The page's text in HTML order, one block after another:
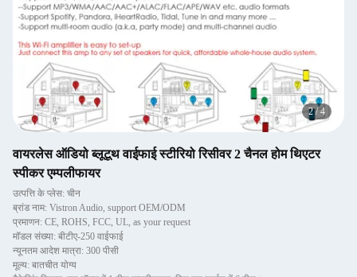
2/4
वायरलेस ऑडियो ब्लूटूथ वाईफाई स्टीरियो रिसीवर 2 चैनल होम थिएटर
स्पीकर एम्पलीफायर
उत्पत्ति के प्लेस: चीन
ब्रांड नाम: Vistron Audio, support OEM/ODM
प्रमाणन: CE, ROHS, FCC, UL, as your request
मॉडल संख्या: बीटीए-250 वाईफाई
न्यूनतम आदेश मात्रा: 300 पीसी
मूल्य: बातचीत योग्य